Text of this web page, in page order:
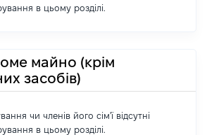
в цьому розділі.
майно (крім
засобів)
чи членів його сім'ї відсутні
в цьому розділі.